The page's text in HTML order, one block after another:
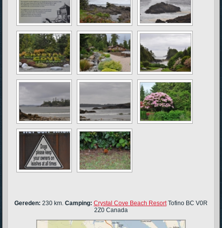
Gereden: 230 km. Camping: Crystal Cove Beach ResortTofino BC V0R
2Z0 Canada